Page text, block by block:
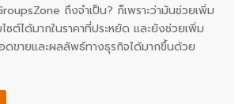
ถึงจำเป็น? ก็เพราะว่ามันช่วยเพิ่ม
ไซต์ได้มากในราคาที่ประหยัด และยังช่วยเพิ่ม
ดขายและผลลัพธ์ทางธุรกิจได้มากขึ้นด้วย